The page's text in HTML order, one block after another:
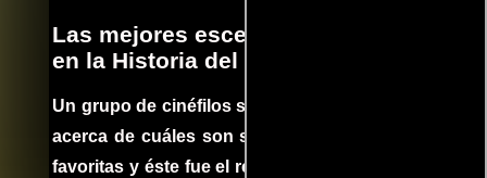
Las mejores escenas de acción
en la Historia del cine
Un grupo de cinéfilos se juntaron para debatir
acerca de cuáles son sus escenas de acción
favoritas y éste fue el resultado. No te pierdas